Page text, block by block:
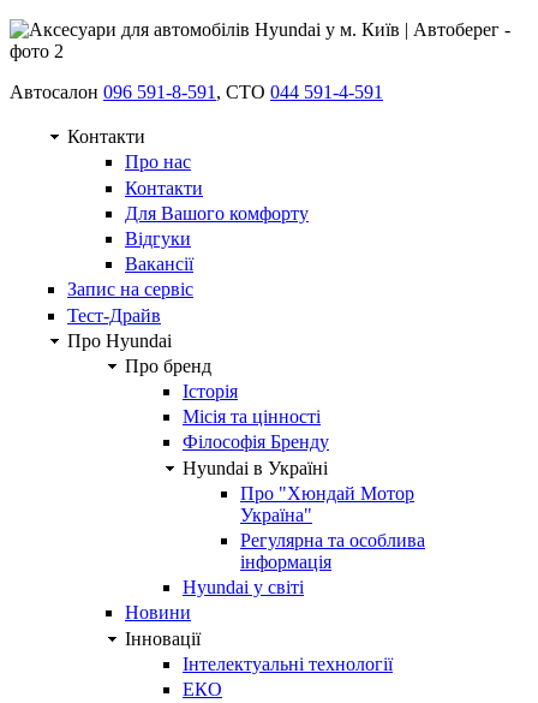
Автосалон 096 591-8-591 , СТО 044 591-4-591
Контакти
Про нас
Контакти
Для Вашого комфорту
Відгуки
Вакансії
Запис на сервіс
Тест-Драйв
Про Hyundai
Про бренд
Історія
Місія та цінності
Філософія Бренду
Hyundai в Україні
Про "Хюндай Мотор
Україна"
Регулярна та особлива
інформація
Hyundai у світі
Новини
Інновації
Інтелектуальні технології
ЕКО